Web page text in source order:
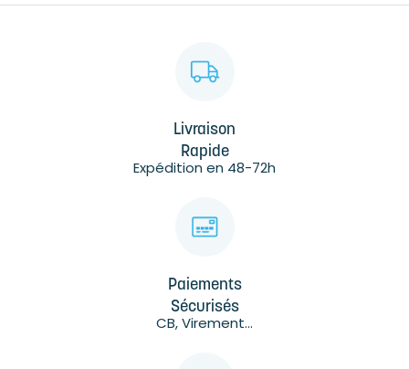
Livraison
Rapide
Expédition en 48-72h
Paiements
Sécurisés
CB, Virement...